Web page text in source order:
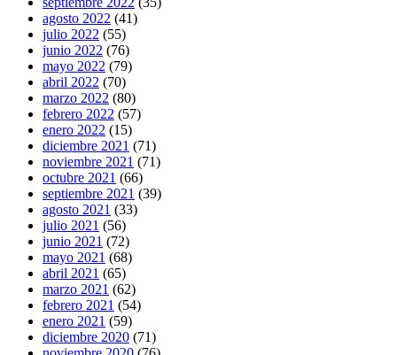
agosto 2022 (41)
julio 2022 (55)
junio 2022 (76)
mayo 2022 (79)
abril 2022 (70)
marzo 2022 (80)
febrero 2022 (57)
enero 2022 (15)
diciembre 2021 (71)
noviembre 2021 (71)
octubre 2021 (66)
septiembre 2021 (39)
agosto 2021 (33)
julio 2021 (56)
junio 2021 (72)
mayo 2021 (68)
abril 2021 (65)
marzo 2021 (62)
febrero 2021 (54)
enero 2021 (59)
diciembre 2020 (71)